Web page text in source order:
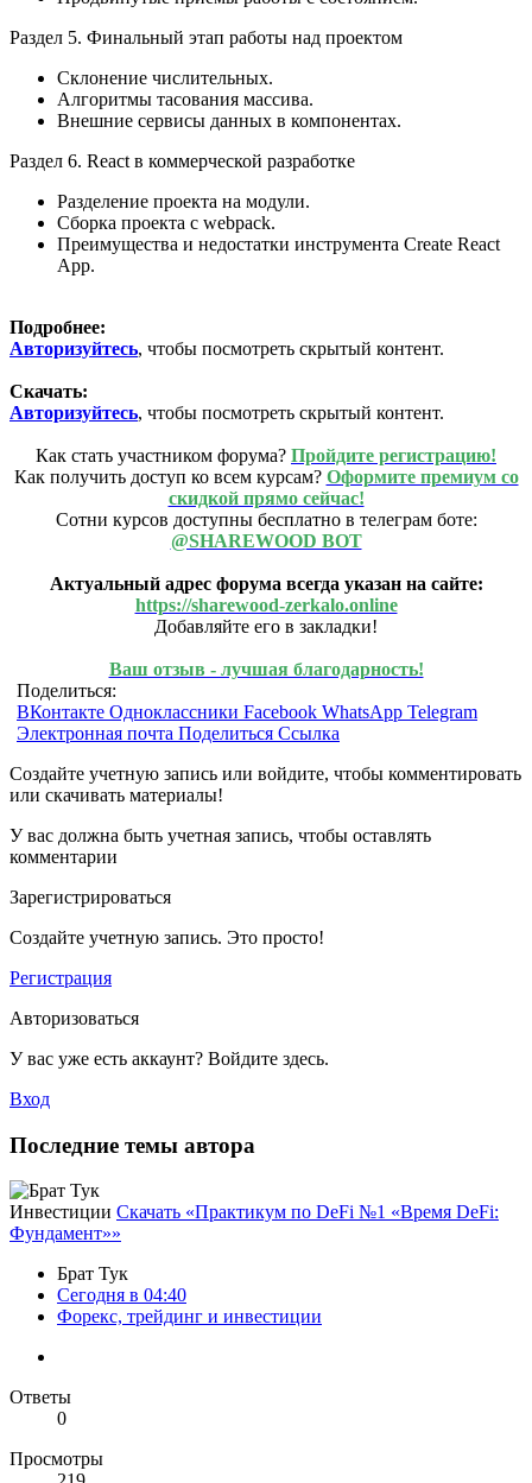
Раздел 5. Финальный этап работы над проектом
Склонение числительных.
Алгоритмы тасования массива.
Внешние сервисы данных в компонентах.
Раздел 6. React в коммерческой разработке
Разделение проекта на модули.
Сборка проекта с webpack.
Преимущества и недостатки инструмента Create React
App.
Подробнее:
Авторизуйтесь, чтобы посмотреть скрытый контент.
Скачать:
Авторизуйтесь, чтобы посмотреть скрытый контент.
Как стать участником форума? Пройдите регистрацию!
Как получить доступ ко всем курсам? Оформите премиум со
скидкой прямо сейчас!
Сотни курсов доступны бесплатно в телеграм боте:
@SHAREWOOD BOT
Актуальный адрес форума всегда указан на сайте:
https://sharewood-zerkalo.online
Добавляйте его в закладки!
Ваш отзыв - лучшая благодарность!
Поделиться:
ВКонтакте Одноклассники Facebook WhatsApp Telegram
Электронная почта Поделиться Ссылка
Создайте учетную запись или войдите, чтобы комментировать
или скачивать материалы!
У вас должна быть учетная запись, чтобы оставлять
комментарии
Зарегистрироваться
Создайте учетную запись. Это просто!
Регистрация
Авторизоваться
У вас уже есть аккаунт? Войдите здесь.
Вход
Последние темы автора
Инвестиции Скачать «Практикум по DeFi №1 «Время DeFi:
Фундамент»»
Брат Тук
Сегодня в 04:40
Форекс, трейдинг и инвестиции
Ответы
0
Просмотры